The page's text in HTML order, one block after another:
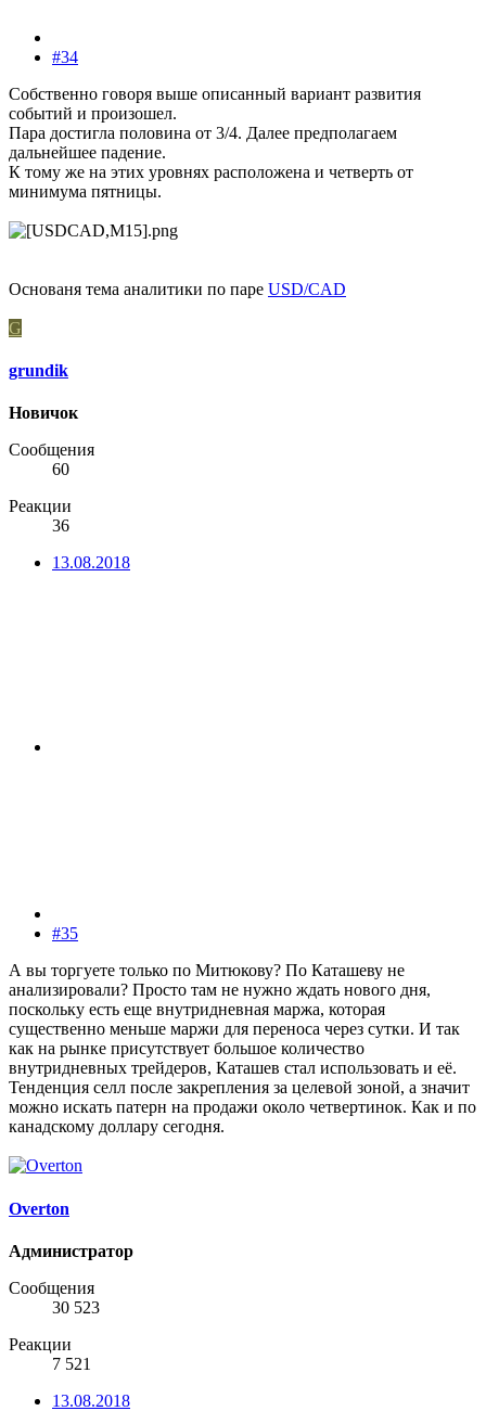
#34
Собственно говоря выше описанный вариант развития
событий и произошел.
Пара достигла половина от 3/4. Далее предполагаем
дальнейшее падение.
К тому же на этих уровнях расположена и четверть от
минимума пятницы.
Основаня тема аналитики по паре USD/CAD
G
grundik
Новичок
Сообщения
60
Реакции
36
13.08.2018
#35
А вы торгуете только по Митюкову? По Каташеву не
анализировали? Просто там не нужно ждать нового дня,
поскольку есть еще внутридневная маржа, которая
существенно меньше маржи для переноса через сутки. И так
как на рынке присутствует большое количество
внутридневных трейдеров, Каташев стал использовать и её.
Тенденция селл после закрепления за целевой зоной, а значит
можно искать патерн на продажи около четвертинок. Как и по
канадскому доллару сегодня.
Overton
Администратор
Сообщения
30 523
Реакции
7 521
13.08.2018